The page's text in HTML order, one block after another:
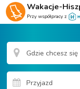
Wakacje-
Przy współpracy z